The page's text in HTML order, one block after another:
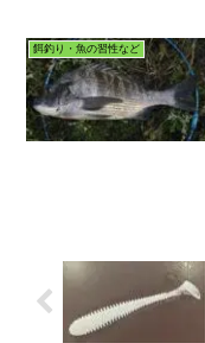
餌釣り・魚の習性など